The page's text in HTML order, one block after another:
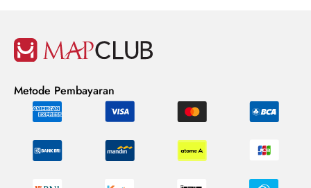
Metode Pembayaran